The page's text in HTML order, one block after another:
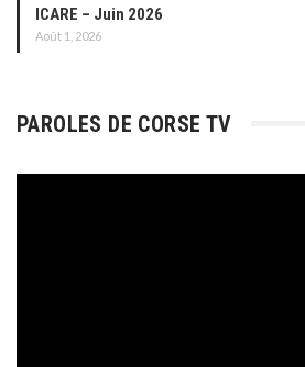
ICARE – Juin 2026
Août 1, 2026
PAROLES DE CORSE TV